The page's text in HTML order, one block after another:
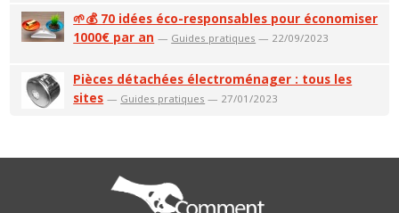
🌱💰 70 idées éco-responsables pour économiser
1000€ par an — Guides pratiques — 22/09/2023
Pièces détachées électroménager : tous les
sites — Guides pratiques — 27/01/2023